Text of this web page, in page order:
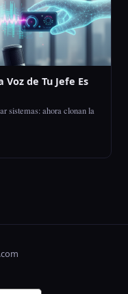
de Tu Jefe Es
sistemas: ahora clonan la